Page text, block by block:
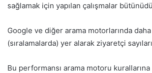
sağlamak için yapılan çalışmalar
Google ve diğer arama motorlarında
(sıralamalarda) yer alarak ziyaretçi
Bu performansı arama motoru